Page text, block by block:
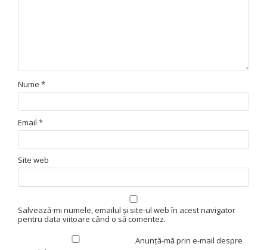
Nume *
Email *
Site web
Salvează-mi numele, emailul și site-ul web în acest navigator
pentru data viitoare când o să comentez.
Anunță-mă prin e-mail despre